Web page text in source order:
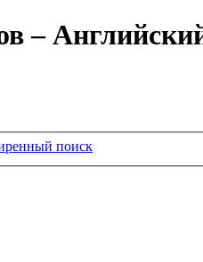
–
поиск